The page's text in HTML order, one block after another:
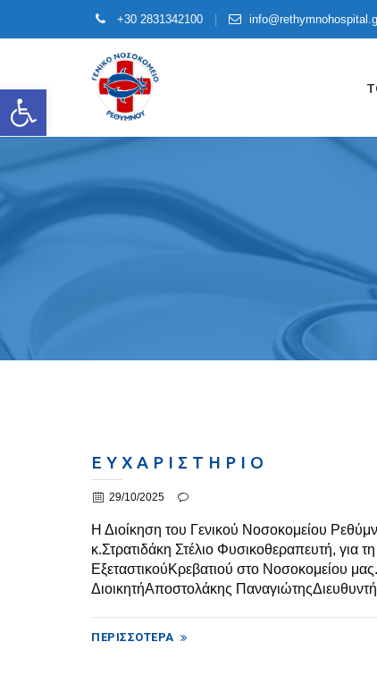
Open toolbar
+30 2831342100
Ε Υ Χ Α Ρ Ι Σ Τ Η Ρ Ι Ο
29/10/2025
Η Διοίκηση του Γενικού Νοσοκομείου
κ.Στρατιδάκη Στέλιο Φυσικοθεραπευτή, για
ΕξεταστικούΚρεβατιού στο Νοσοκομείου
ΔιοικητήΑποστολάκης
ΠΕΡΙΣΣΌΤΕΡΑ